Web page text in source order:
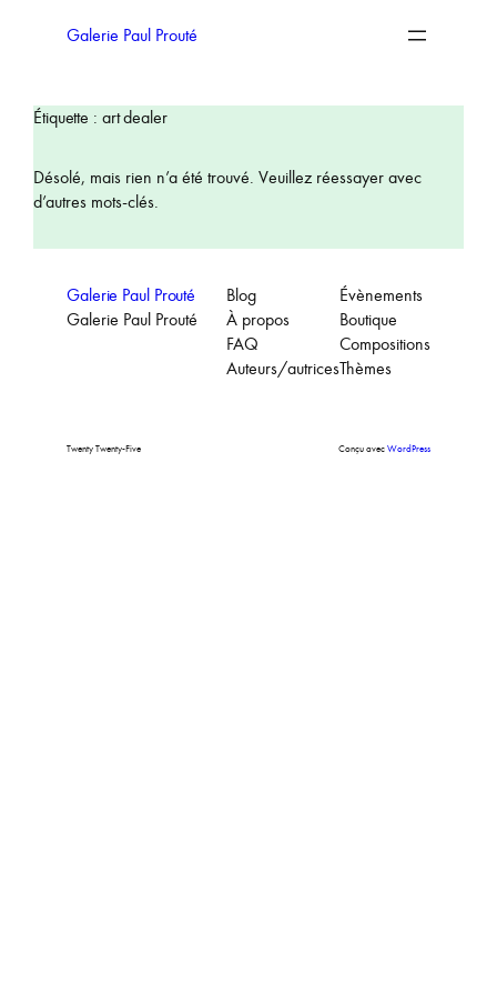
Galerie Paul Prouté
Étiquette : art dealer
Désolé, mais rien n’a été trouvé. Veuillez réessayer avec
d’autres mots-clés.
Galerie Paul Prouté
Galerie Paul Prouté
Blog
À propos
FAQ
Auteurs/autrices
Évènements
Boutique
Compositions
Thèmes
Twenty Twenty-Five Conçu avecWordPress